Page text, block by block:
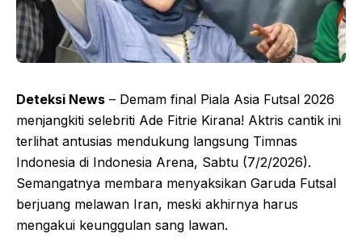
Deteksi News – Demam final Piala Asia Futsal 2026
menjangkiti selebriti Ade Fitrie Kirana! Aktris cantik ini
terlihat antusias mendukung langsung Timnas
Indonesia di Indonesia Arena, Sabtu (7/2/2026).
Semangatnya membara menyaksikan Garuda Futsal
berjuang melawan Iran, meski akhirnya harus
mengakui keunggulan sang lawan.